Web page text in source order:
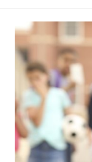
Se connecter
Édition:
Devise:CHF
RUBRIQUES
Tous les articles